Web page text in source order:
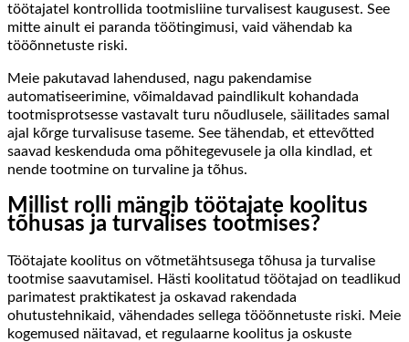
töötajatel kontrollida tootmisliine turvalisest kaugusest. See
mitte ainult ei paranda töötingimusi, vaid vähendab ka
tööõnnetuste riski.
Meie pakutavad lahendused, nagu pakendamise
automatiseerimine, võimaldavad paindlikult kohandada
tootmisprotsesse vastavalt turu nõudlusele, säilitades samal
ajal kõrge turvalisuse taseme. See tähendab, et ettevõtted
saavad keskenduda oma põhitegevusele ja olla kindlad, et
nende tootmine on turvaline ja tõhus.
Millist rolli mängib töötajate koolitus
tõhusas ja turvalises tootmises?
Töötajate koolitus on võtmetähtsusega tõhusa ja turvalise
tootmise saavutamisel. Hästi koolitatud töötajad on teadlikud
parimatest praktikatest ja oskavad rakendada
ohutustehnikaid, vähendades sellega tööõnnetuste riski. Meie
kogemused näitavad, et regulaarne koolitus ja oskuste